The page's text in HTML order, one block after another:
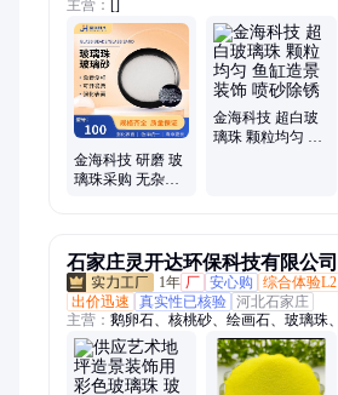
主营：
金海科技 研磨 玻
璃珠采购 无杂质
金海科技 超白玻
璃珠 颗粒均匀 鱼
石家庄灵开达环保科技有限公司
1年 厂 安心购 综合体验L2
出价迅速
真实性已核验 河北石家庄
主营： 鹅卵石、核桃砂、绘画石、玻璃珠
板、彩色玻璃砂、园林绿化腐殖土、净水